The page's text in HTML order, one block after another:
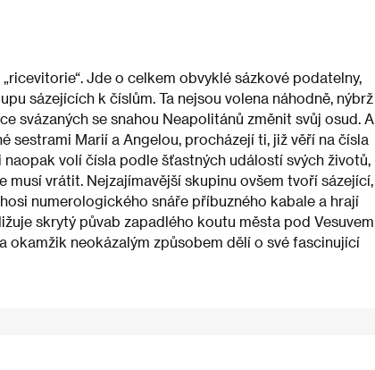
Jde o celkem obvyklé sázkové podatelny,
sázejících k číslům. Ta nejsou volena náhodně, nýbrž
svázaných se snahou Neapolitánů změnit svůj osud. A
sestrami Marií a Angelou, procházejí ti, již věří na čísla
volí čísla podle šťastných událostí svých životů,
musí vrátit. Nejzajímavější skupinu ovšem tvoří sázející,
numerologického snáře příbuzného kabale a hrají
skrytý půvab zapadlého koutu města pod Vesuvem
okamžik neokázalým způsobem dělí o své fascinující